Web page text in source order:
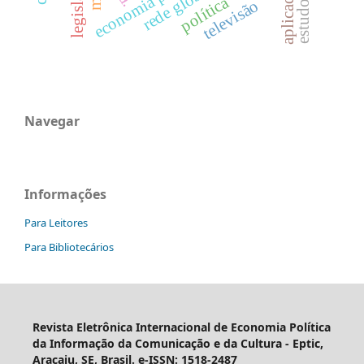
política
televisão aplicadas
Navegar
Informações
Para Leitores
Para Bibliotecários
Revista Eletrônica Internacional de Economia Política
da Informação da Comunicação e da Cultura - Eptic,
Aracaju, SE, Brasil. e-ISSN: 1518-2487